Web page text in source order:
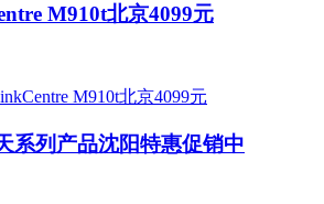
M910t北京4099元
系列产品沈阳特惠促销中